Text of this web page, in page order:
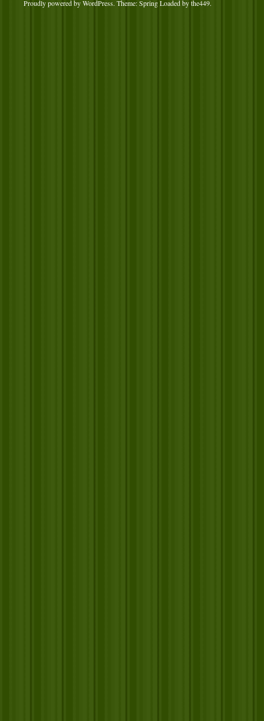
Proudly powered by WordPress. Theme: Spring Loaded bythe449.